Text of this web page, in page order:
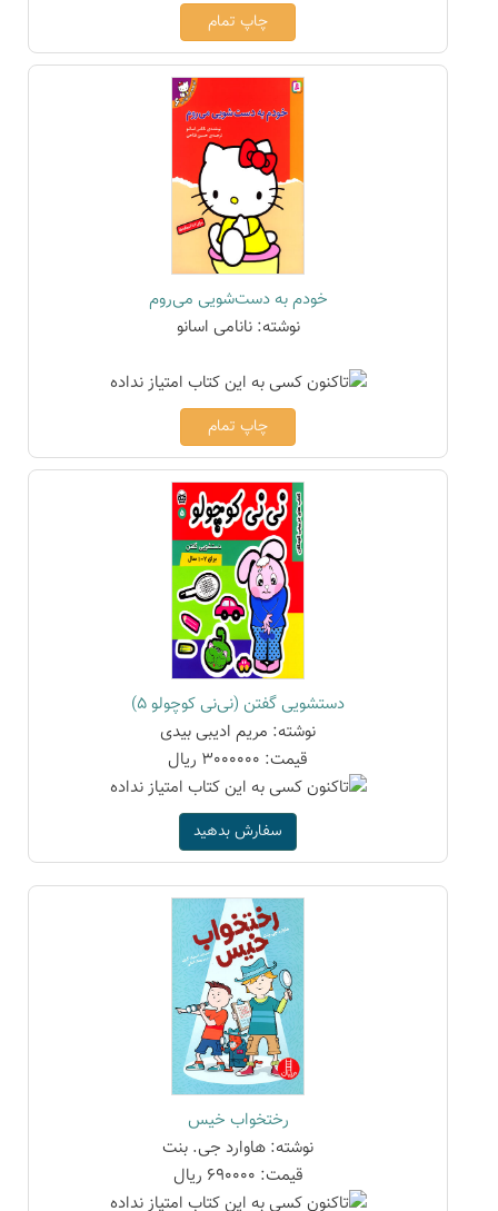
چاپ تمام
خودم به دست‌شویی می‌روم
نوشته: نانامی اسانو
چاپ تمام
دستشویی گفتن (نی‌نی کوچولو 5)
نوشته: مریم ادیبی بیدی
قیمت: 3000000 ریال
سفارش بدهید
رختخواب خیس
نوشته: هاوارد جی. بنت
قیمت: 690000 ریال